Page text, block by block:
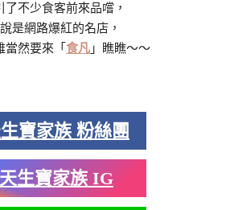
了不少食客前來品嚐，
是網路爆紅的名店，
當然要來「 食凡 」瞧瞧～～
寶家族 粉絲團
天生寶家族 IG